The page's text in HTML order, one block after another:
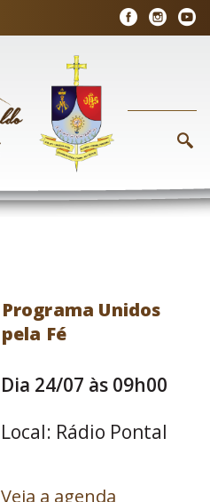
Programa Unidos
pela Fé
Dia 24/07 às 09h00
Local: Rádio Pontal
Veja a agenda